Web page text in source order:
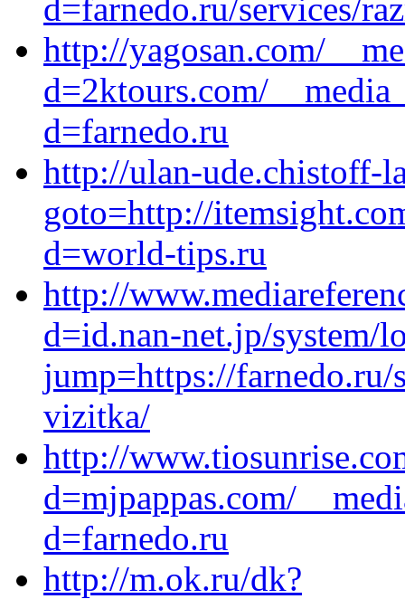
d=farnedo.ru/services/
http://yagosan.com/
d=2ktours.com/
d=farnedo.ru
http://ulan-ude.chistoff-
goto=http://
d=world-tips.ru
http://
d=id.nan-net.jp/system/
jump=https://farnedo.ru/
vizitka/
http://
d=mjpappas.com/
d=farnedo.ru
http://m.ok.ru/dk?